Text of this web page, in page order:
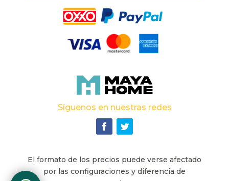
Síguenos en nuestras redes
El formato de los precios puede verse afectado
por las configuraciones y diferencia de